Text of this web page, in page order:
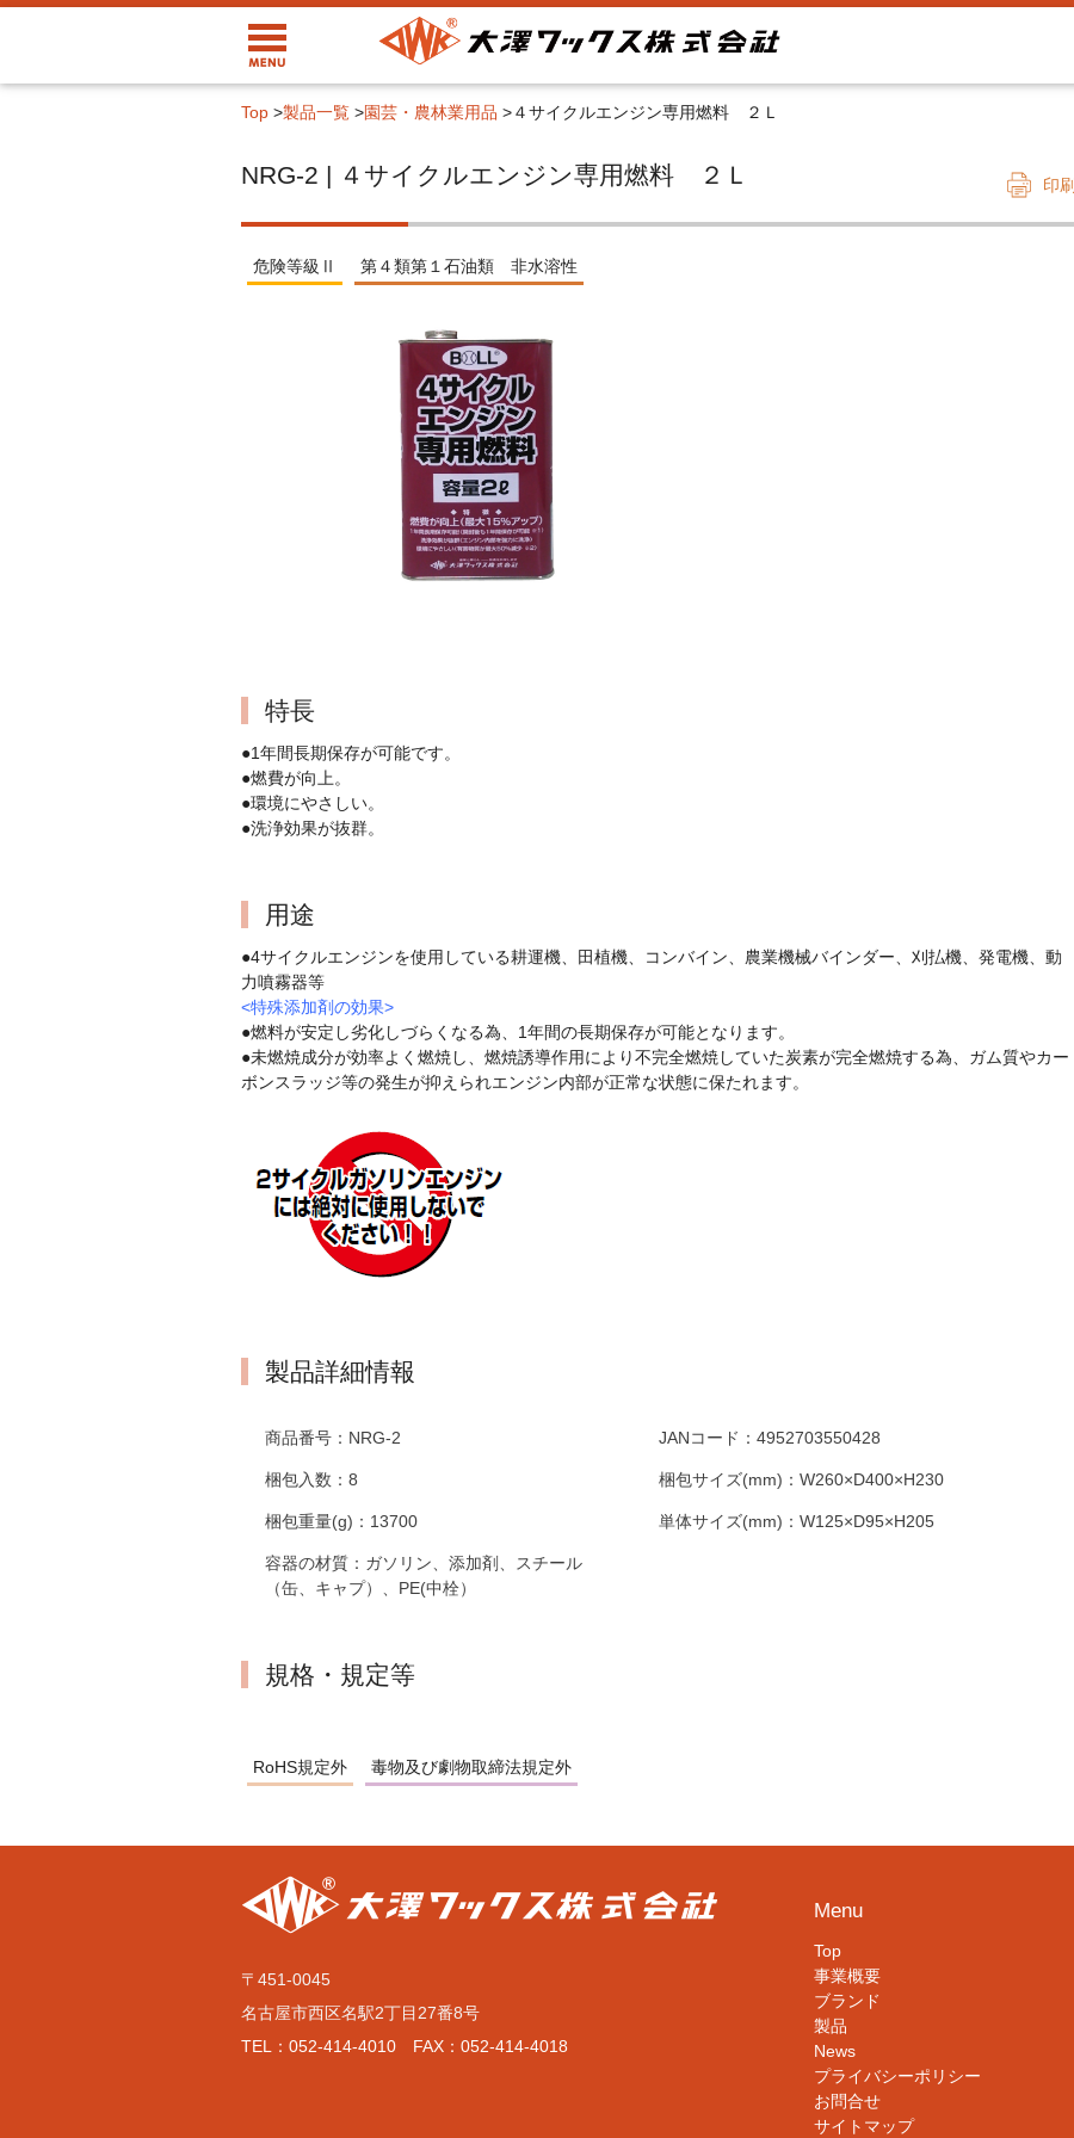
Top >製品一覧 >園芸・農林業用品 >４サイクルエンジン専用燃料 ２Ｌ
NRG-2 | ４サイクルエンジン専用燃料 ２Ｌ 印刷
危険等級Ⅱ 第４類第１石油類 非水溶性
特長
●1年間長期保存が可能です。
●燃費が向上。
●環境にやさしい。
●洗浄効果が抜群。
用途
●4サイクルエンジンを使用している耕運機、田植機、コンバイン、農業機械バインダー、刈払機、発電機、動
力噴霧器等
<特殊添加剤の効果>
●燃料が安定し劣化しづらくなる為、1年間の長期保存が可能となります。
●未燃焼成分が効率よく燃焼し、燃焼誘導作用により不完全燃焼していた炭素が完全燃焼する為、ガム質やカー
ボンスラッジ等の発生が抑えられエンジン内部が正常な状態に保たれます。
製品詳細情報
商品番号： NRG-2 JANコード： 4952703550428
梱包入数： 8 梱包サイズ(mm)： W260×D400×H230
梱包重量(g)： 13700 単体サイズ(mm)： W125×D95×H205
容器の材質： ガソリン、添加剤、スチール
（缶、キャプ）、PE(中栓）
規格・規定等
RoHS規定外 毒物及び劇物取締法規定外
〒451-0045
名古屋市西区名駅2丁目27番8号
TEL：052-414-4010 FAX：052-414-4018
Menu
Top
事業概要
ブランド
製品
News
プライバシーポリシー
お問合せ
サイトマップ